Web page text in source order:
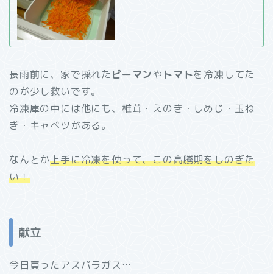
長雨前に、家で採れたピーマンや トマトを冷凍してた
のが少し救いです。
冷凍庫の中には他にも、椎茸・えのき・しめじ・玉ね
ぎ・キャベツがある。
なんとか上手に冷凍を使って、この高騰期をしのぎた
い！
献立
今日買ったアスパラガス…